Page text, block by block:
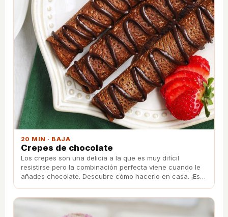
20 MIN · BAJA
Crepes de chocolate
Los crepes son una delicia a la que es muy difícil
resistirse pero la combinación perfecta viene cuando le
añades chocolate. Descubre cómo hacerlo en casa. ¡Es